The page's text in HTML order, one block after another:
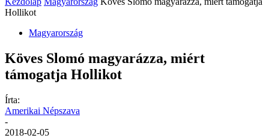
Hollikot
Magyarország
Köves Slomó magyarázza, miért
támogatja Hollikot
Írta:
Amerikai Népszava
-
2018-02-05